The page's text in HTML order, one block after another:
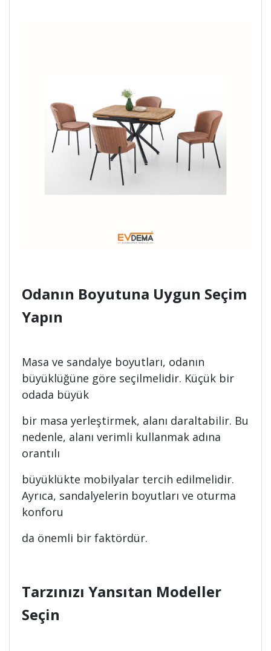
Odanın Boyutuna Uygun Seçim
Yapın
Masa ve sandalye boyutları, odanın
büyüklüğüne göre seçilmelidir. Küçük bir
odada büyük
bir masa yerleştirmek, alanı daraltabilir. Bu
nedenle, alanı verimli kullanmak adına
orantılı
büyüklükte mobilyalar tercih edilmelidir.
Ayrıca, sandalyelerin boyutları ve oturma
konforu
da önemli bir faktördür.
Tarzınızı Yansıtan Modeller
Seçin